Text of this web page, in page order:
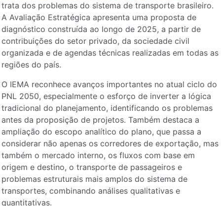
trata dos problemas do sistema de transporte brasileiro.
A Avaliação Estratégica apresenta uma proposta de
diagnóstico construída ao longo de 2025, a partir de
contribuições do setor privado, da sociedade civil
organizada e de agendas técnicas realizadas em todas as
regiões do país.
O IEMA reconhece avanços importantes no atual ciclo do
PNL 2050, especialmente o esforço de inverter a lógica
tradicional do planejamento, identificando os problemas
antes da proposição de projetos. Também destaca a
ampliação do escopo analítico do plano, que passa a
considerar não apenas os corredores de exportação, mas
também o mercado interno, os fluxos com base em
origem e destino, o transporte de passageiros e
problemas estruturais mais amplos do sistema de
transportes, combinando análises qualitativas e
quantitativas.